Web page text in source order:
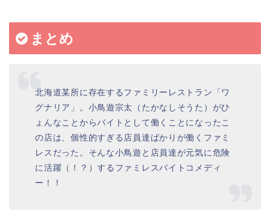
まとめ
北海道某所に存在するファミリーレストラン「ワ
グナリア」。小鳥遊宗太（たかなしそうた）がひ
ょんなことからバイトとして働くことになったこ
の店は、個性的すぎる店員達ばかりが働くファミ
レスだった。そんな小鳥遊と店員達が元気に危険
に活躍（！？）するファミレスバイトコメディ
ー！！